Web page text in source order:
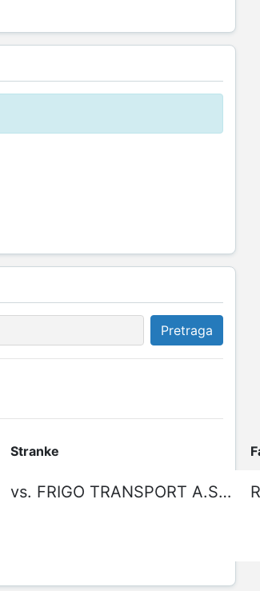
Pretraga
Stranke
vs. FRIGO TRANSPORT A.S. 011 DOO